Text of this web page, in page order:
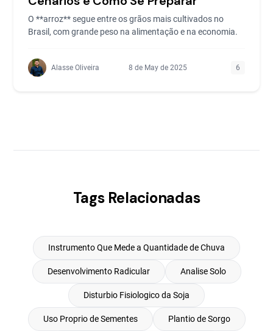
O **arroz** segue entre os grãos mais cultivados no
Brasil, com grande peso na alimentação e na economia.
Alasse Oliveira 8 de May de 2025 6
Tags Relacionadas
Instrumento Que Mede a Quantidade de Chuva
Desenvolvimento Radicular Analise Solo
Disturbio Fisiologico da Soja
Uso Proprio de Sementes Plantio de Sorgo